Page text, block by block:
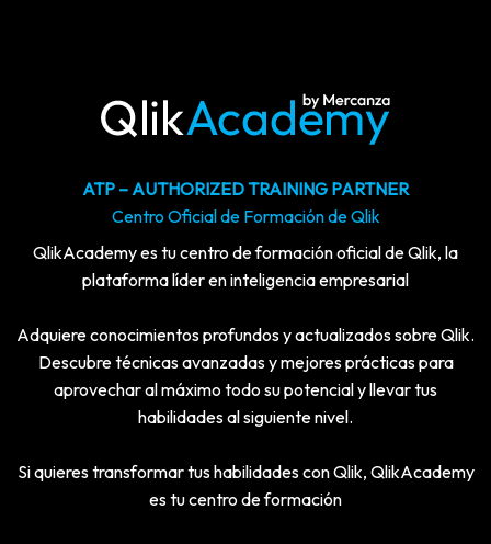
ATP – AUTHORIZED TRAINING PARTNER
Centro Oficial de Formación de Qlik
QlikAcademy es tu centro de formación oficial de Qlik, la
plataforma líder en inteligencia empresarial
Adquiere conocimientos profundos y actualizados sobre Qlik.
Descubre técnicas avanzadas y mejores prácticas para
aprovechar al máximo todo su potencial y llevar tus
habilidades al siguiente nivel.
Si quieres transformar tus habilidades con Qlik, QlikAcademy
es tu centro de formación